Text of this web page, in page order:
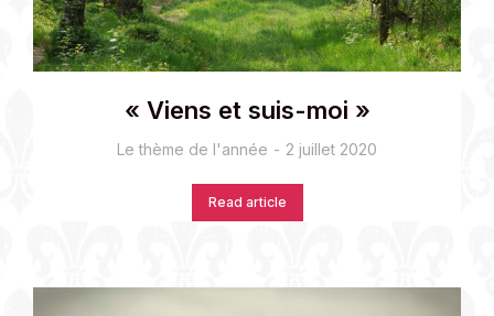
« Viens et suis-moi »
Le thème de l'année 2 juillet 2020
Read article